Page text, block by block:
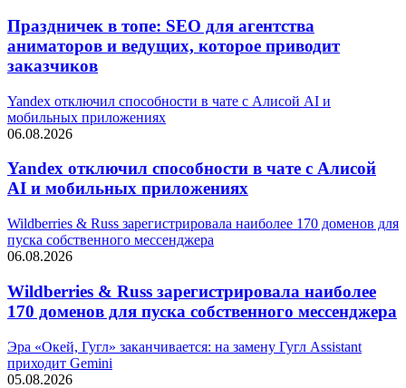
Праздничек в топе: SEO для агентства
аниматоров и ведущих, которое приводит
заказчиков
Yandex отключил способности в чате с Алисой AI и
мобильных приложениях
06.08.2026
Yandex отключил способности в чате с Алисой
AI и мобильных приложениях
Wildberries & Russ зарегистрировала наиболее 170 доменов для
пуска собственного мессенджера
06.08.2026
Wildberries & Russ зарегистрировала наиболее
170 доменов для пуска собственного мессенджера
Эра «Окей, Гугл» заканчивается: на замену Гугл Assistant
приходит Gemini
05.08.2026